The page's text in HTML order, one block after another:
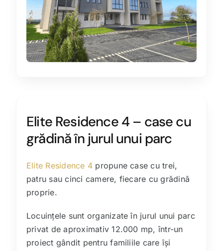
Elite Residence 4 – case cu
grădină în jurul unui parc
Elite Residence 4 propune case cu trei,
patru sau cinci camere, fiecare cu grădină
proprie.
Locuințele sunt organizate în jurul unui parc
privat de aproximativ 12.000 mp, într-un
proiect gândit pentru familiile care își